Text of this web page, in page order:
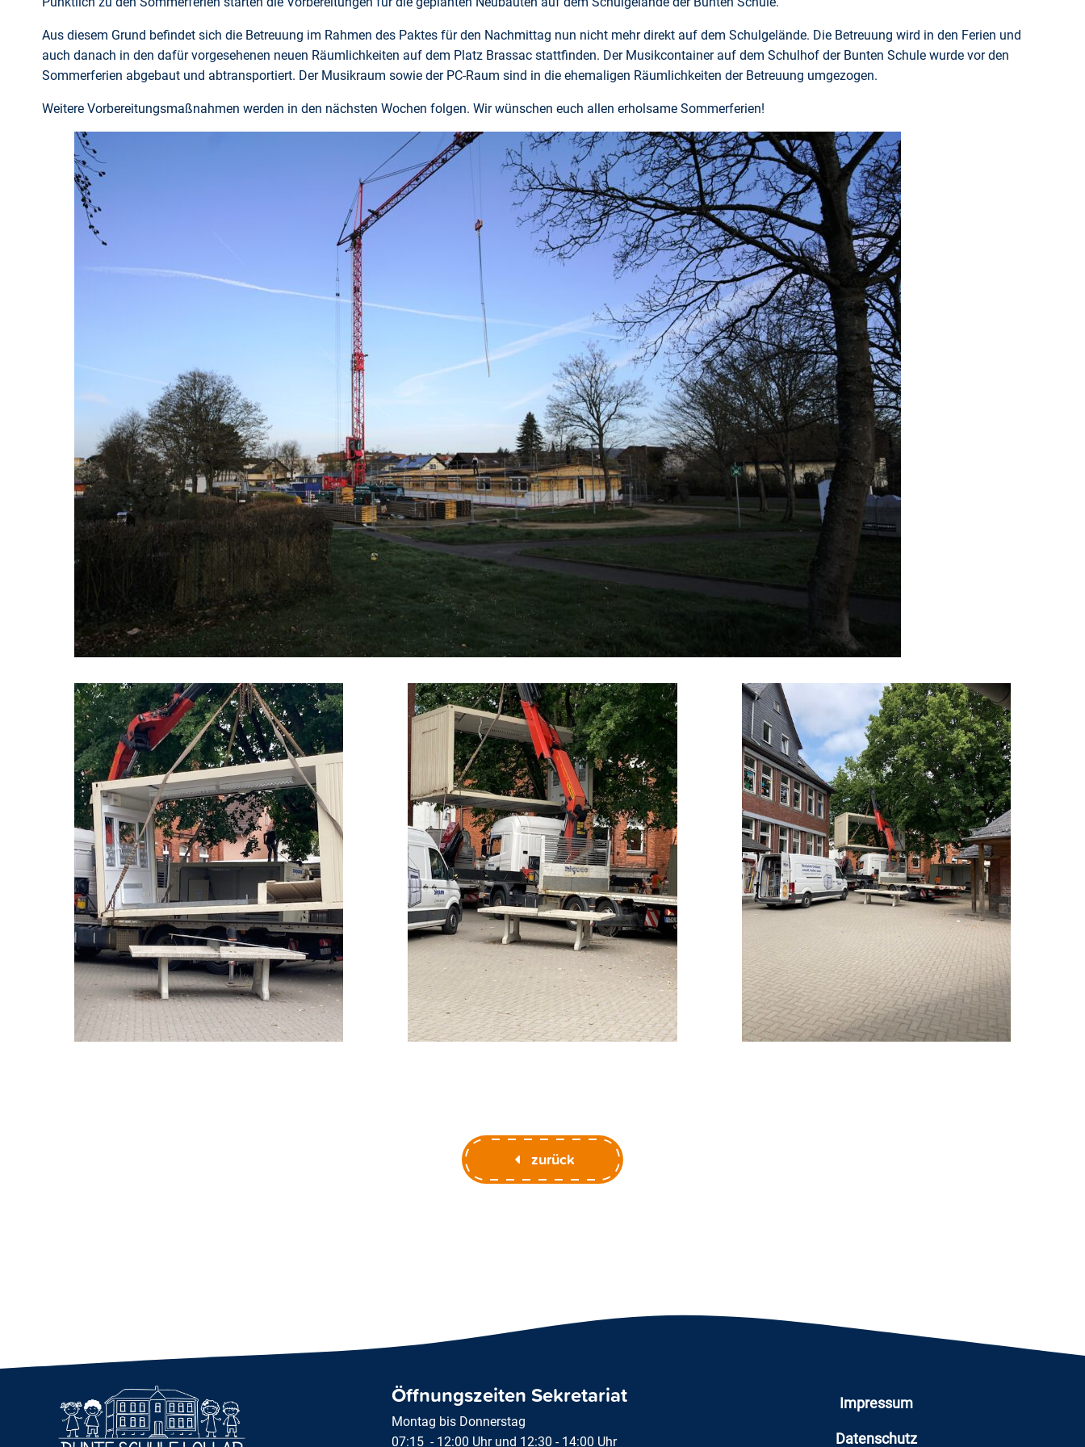
Aus diesem Grund befindet sich die Betreuung im Rahmen des Paktes für den Nachmittag nun nicht mehr direkt auf dem Schulgelände. Die Betreuung wird in den Ferien und
auch danach in den dafür vorgesehenen neuen Räumlichkeiten auf dem Platz Brassac stattfinden. Der Musikcontainer auf dem Schulhof der Bunten Schule wurde vor den
Sommerferien abgebaut und abtransportiert. Der Musikraum sowie der PC-Raum sind in die ehemaligen Räumlichkeiten der Betreuung umgezogen.
Weitere Vorbereitungsmaßnahmen werden in den nächsten Wochen folgen. Wir wünschen euch allen erholsame Sommerferien!
zurück
Öffnungszeiten Sekretariat
Montag bis Donnerstag
07:15 - 12:00 Uhr und 12:30 - 14:00 Uhr
Impressum
Datenschutz